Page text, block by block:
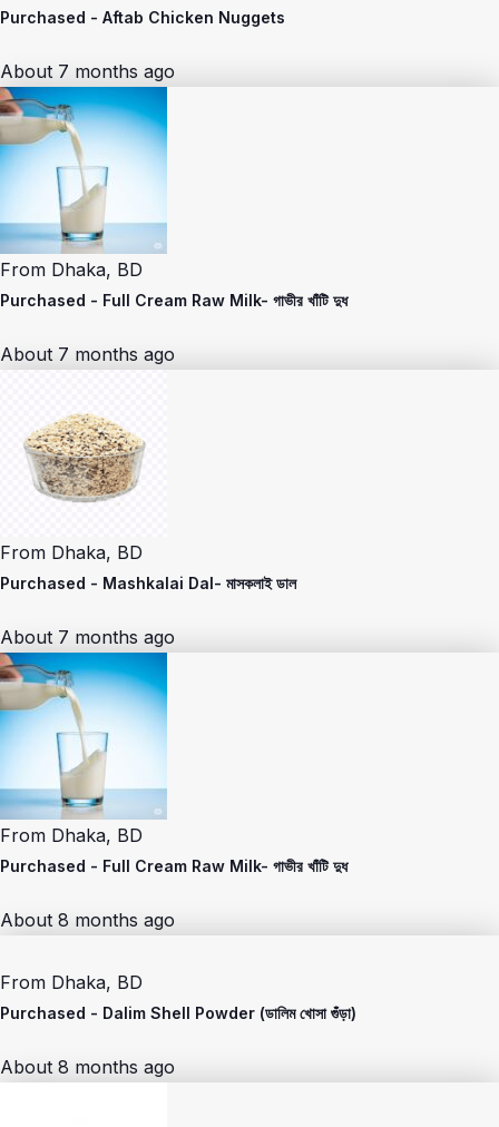
Purchased - Aftab Chicken Nuggets
About 7 months ago
From Dhaka, BD
Purchased - Full Cream Raw Milk- গাভীর খাঁটি দুধ
About 7 months ago
From Dhaka, BD
Purchased - Mashkalai Dal- মাসকলাই ডাল
About 7 months ago
From Dhaka, BD
Purchased - Full Cream Raw Milk- গাভীর খাঁটি দুধ
About 8 months ago
From Dhaka, BD
Purchased - Dalim Shell Powder (ডালিম খোসা গুঁড়া)
About 8 months ago